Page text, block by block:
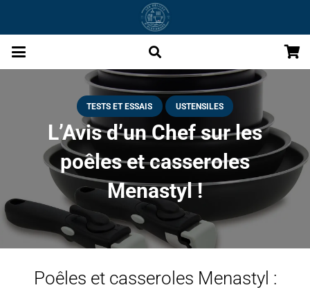
TESTS ET ESSAIS USTENSILES
L’Avis d’un Chef sur les
poêles et casseroles
Menastyl !
Poêles et casseroles Menastyl :